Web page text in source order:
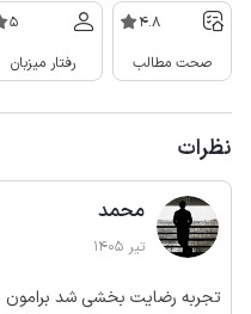
4.8
صحت مطالب
5
رفتار میزبان
نظرات
محمد
تیر 1405
تجربه رضایت بخشی شد برامون